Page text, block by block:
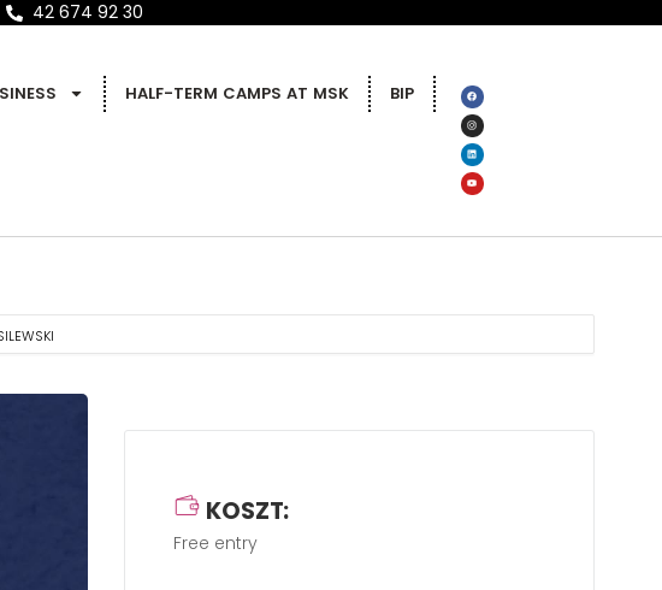
42 674 92 30
HALF-TERM CAMPS AT MSK BIP
KOSZT:
Free entry